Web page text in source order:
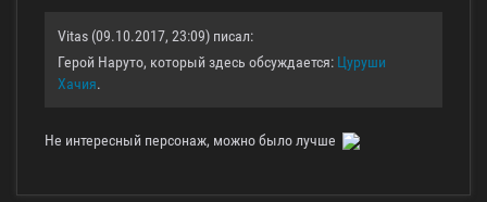
Vitas (09.10.2017, 23:09) писал:
Герой Наруто, который здесь обсуждается: Цуруши
Хачия.
Не интересный персонаж, можно было лучше